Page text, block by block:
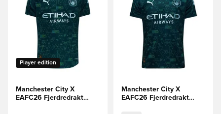
Player edition
Manchester City X
EAFC26 Fjerdredrakt
Manchester City X
EAFC26 Fjerdredrakt